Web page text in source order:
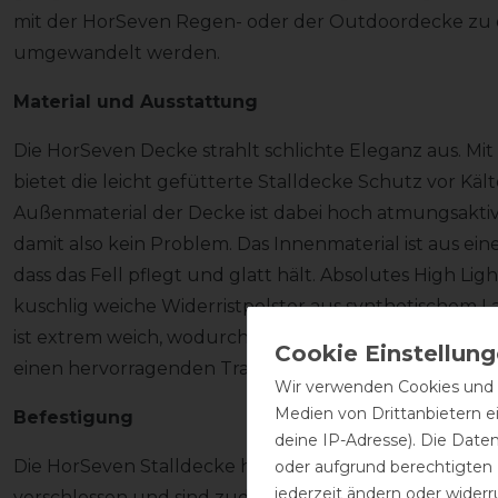
mit der HorSeven Regen- oder der Outdoordecke
umgewandelt werden.
Material und Ausstattung
Die HorSeven Decke strahlt schlichte Eleganz aus.
bietet die leicht gefütterte Stalldecke Schutz vor
Außenmaterial der Decke ist dabei hoch
damit also kein Problem. Das Innenmaterial ist aus
dass das Fell pflegt und glatt hält. Absolutes High
kuschlig weiche Widerristpolster aus synthetischem
ist extrem weich, wodurch Scheuer- und
einen hervorragenden Tragekomfort bietet.
Befestigung
Die HorSeven Stalldecke hat zwei Frontverschlüsse
Wir verwenden Cookies
Medien von Drittanbietern
deine IP-Adresse). Die
oder aufgrund berechtigten
jederzeit ändern oder